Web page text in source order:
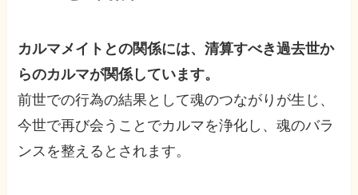
カルマメイトとの関係には、清算すべき過去世か
らのカルマが関係しています。
前世での行為の結果として魂のつながりが生じ、
今世で再び会うことでカルマを浄化し、魂のバラ
ンスを整えるとされます。